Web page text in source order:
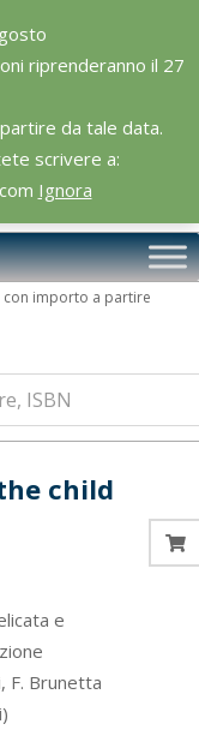
riprenderanno il 27
da tale data.
scrivere a:
Ignora
importo a partire
child
e
F. Brunetta